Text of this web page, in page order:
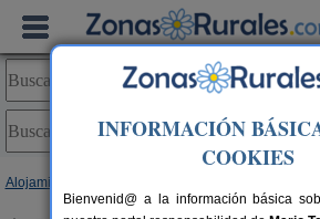
Alojamientos
INFORMACIÓN
COOKIES
Bienvenid@ a la información básica